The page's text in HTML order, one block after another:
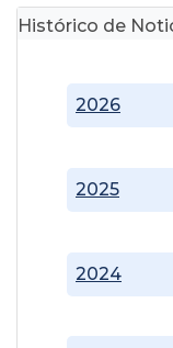
Histórico de
2024
2025
2026